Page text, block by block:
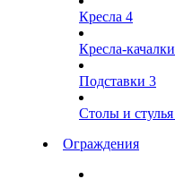
Кресла 4
Кресла-качалки
Подставки 3
Столы и стулья
Ограждения